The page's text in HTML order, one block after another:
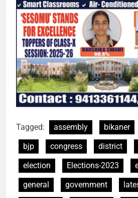
Tagged: assembly bikaner
bjp
congress district
election
Elections-2023
general
government